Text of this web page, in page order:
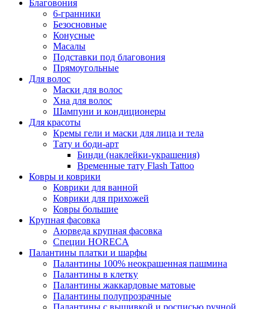
Благовония
6-гранники
Безосновные
Конусные
Масалы
Подставки под благовония
Прямоугольные
Для волос
Маски для волос
Хна для волос
Шампуни и кондиционеры
Для красоты
Кремы гели и маски для лица и тела
Тату и боди-арт
Бинди (наклейки-украшения)
Временные тату Flash Tattoo
Ковры и коврики
Коврики для ванной
Коврики для прихожей
Ковры большие
Крупная фасовка
Аюрведа крупная фасовка
Специи HORECA
Палантины платки и шарфы
Палантины 100% неокрашенная пашмина
Палантины в клетку
Палантины жаккардовые матовые
Палантины полупрозрачные
Палантины с вышивкой и росписью ручной